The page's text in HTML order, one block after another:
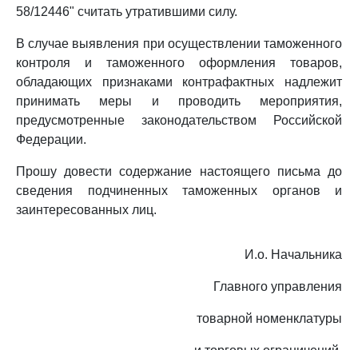
58/12446" считать утратившими силу.
В случае выявления при осуществлении таможенного
контроля и таможенного оформления товаров,
обладающих признаками контрафактных надлежит
принимать меры и проводить мероприятия,
предусмотренные законодательством Российской
Федерации.
Прошу довести содержание настоящего письма до
сведения подчиненных таможенных органов и
заинтересованных лиц.
И.о. Начальника
Главного управления
товарной номенклатуры